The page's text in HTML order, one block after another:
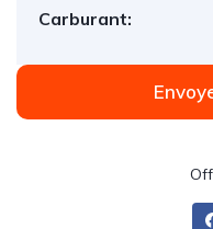
Carburant: